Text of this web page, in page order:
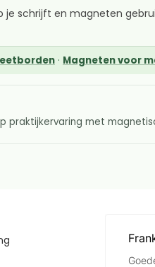
je schrijft en magneten
· Magneten voor
met